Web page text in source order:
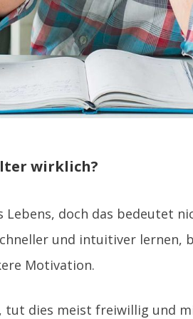
wirklich?
doch das bedeutet
und intuitiver
Motivation.
dies meist freiwillig und